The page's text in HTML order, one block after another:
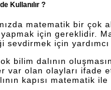
Kullanılır ?
matematik bir çok
yapmak için gereklidir.
sevdirmek için
bilim dalının
var olan olayları ifade
kapısı matematik ile